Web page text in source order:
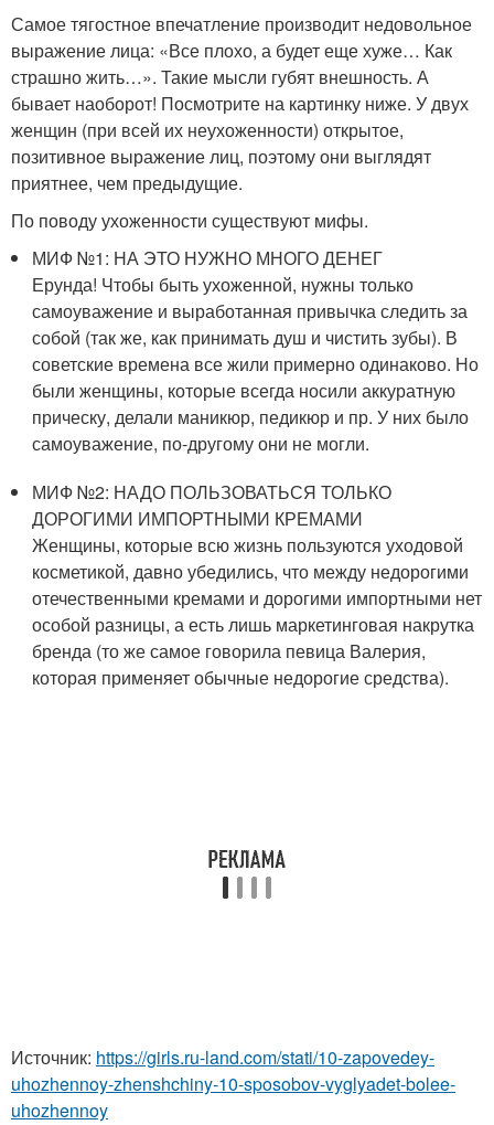
Самое тягостное впечатление производит недовольное
выражение лица: «Все плохо, а будет еще хуже… Как
страшно жить…». Такие мысли губят внешность. А
бывает наоборот! Посмотрите на картинку ниже. У двух
женщин (при всей их неухоженности) открытое,
позитивное выражение лиц, поэтому они выглядят
приятнее, чем предыдущие.
По поводу ухоженности существуют мифы.
МИФ №1: НА ЭТО НУЖНО МНОГО ДЕНЕГ
Ерунда! Чтобы быть ухоженной, нужны только
самоуважение и выработанная привычка следить за
собой (так же, как принимать душ и чистить зубы). В
советские времена все жили примерно одинаково. Но
были женщины, которые всегда носили аккуратную
прическу, делали маникюр, педикюр и пр. У них было
самоуважение, по-другому они не могли.
МИФ №2: НАДО ПОЛЬЗОВАТЬСЯ ТОЛЬКО
ДОРОГИМИ ИМПОРТНЫМИ КРЕМАМИ
Женщины, которые всю жизнь пользуются уходовой
косметикой, давно убедились, что между недорогими
отечественными кремами и дорогими импортными нет
особой разницы, а есть лишь маркетинговая накрутка
бренда (то же самое говорила певица Валерия,
которая применяет обычные недорогие средства).
Источник: https://girls.ru-land.com/stati/10-zapovedey-
uhozhennoy-zhenshchiny-10-sposobov-vyglyadet-bolee-
uhozhennoy